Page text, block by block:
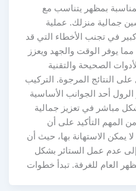
بمظهر يتناسب مع
جمالية منزلك. عملية
في تجنب الأخطاء التي قد
يوفر الوقت والجهد ويعزز
الصحيحة والتقنية
النتائج المرجوة. التركيب
أحد الجوانب الأساسية
مباشر في تعزيز جمالية
التأكيد على أن
الاستهانة بها، حيث أن
عدم عمل الستائر بشكل
العام للغرفة. تبدأ خطوات